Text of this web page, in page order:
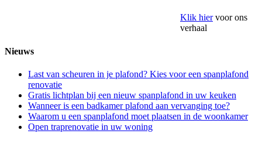
Klik hiervoor ons
verhaal
Nieuws
Last van scheuren in je plafond? Kies voor een spanplafond
renovatie
Gratis lichtplan bij een nieuw spanplafond in uw keuken
Wanneer is een badkamer plafond aan vervanging toe?
Waarom u een spanplafond moet plaatsen in de woonkamer
Open traprenovatie in uw woning